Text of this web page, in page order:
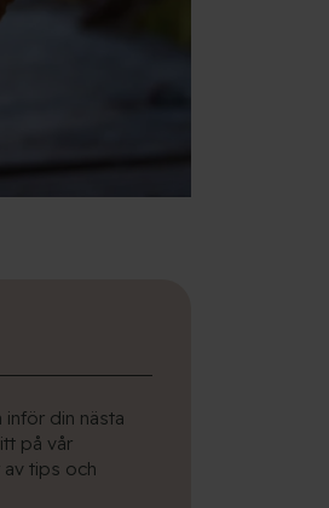
din nästa
på vår
tips och